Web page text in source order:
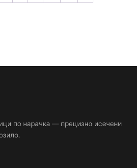
по нарачка — прецизно исечени